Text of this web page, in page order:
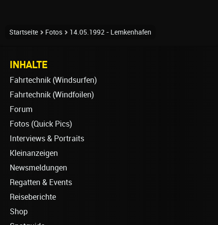
Startseite Fotos 14.05.1992 - Lemkenhafen
INHALTE
Fahrtechnik (Windsurfen)
Fahrtechnik (Windfoilen)
Forum
Fotos (Quick Pics)
Interviews & Portraits
Kleinanzeigen
Newsmeldungen
Regatten & Events
Reiseberichte
Shop